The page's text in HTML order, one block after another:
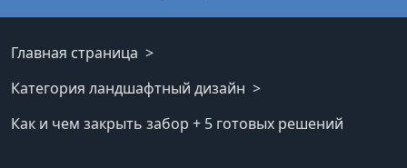
Главная страница
Категория ландшафтный дизайн
Как и чем закрыть забор + 5 готовых решений